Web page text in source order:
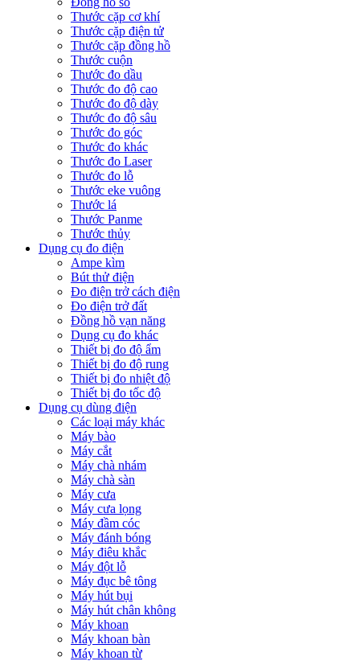
Thước cặp cơ khí
Thước cặp điện tử
Thước cặp đồng hồ
Thước cuộn
Thước đo dầu
Thước đo độ cao
Thước đo độ dày
Thước đo độ sâu
Thước đo góc
Thước đo khác
Thước đo Laser
Thước đo lỗ
Thước eke vuông
Thước lá
Thước Panme
Thước thủy
Dụng cụ đo điện
Ampe kìm
Bút thử điện
Đo điện trở cách điện
Đo điện trở đất
Đồng hồ vạn năng
Dụng cụ đo khác
Thiết bị đo độ ẩm
Thiết bị đo độ rung
Thiết bị đo nhiệt độ
Thiết bị đo tốc độ
Dụng cụ dùng điện
Các loại máy khác
Máy bào
Máy cắt
Máy chà nhám
Máy chà sàn
Máy cưa
Máy cưa lọng
Máy đầm cóc
Máy đánh bóng
Máy điêu khắc
Máy đột lỗ
Máy đục bê tông
Máy hút bụi
Máy hút chân không
Máy khoan
Máy khoan bàn
Máy khoan từ